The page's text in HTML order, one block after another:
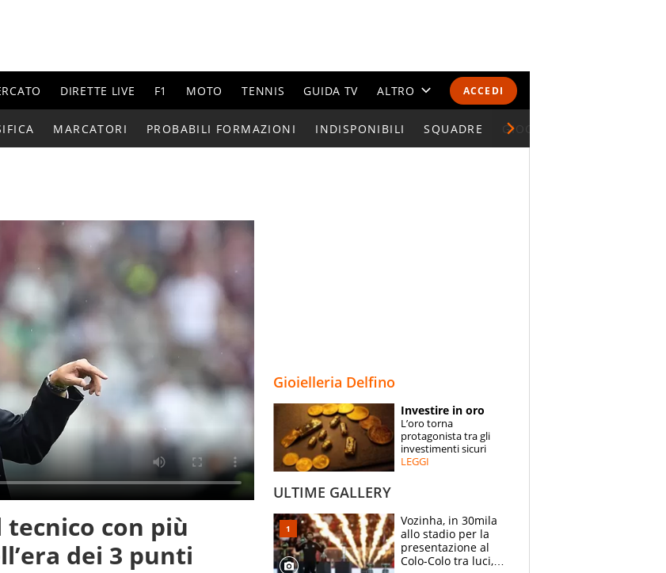
ACCEDI
DIRETTE LIVE F1 MOTO TENNIS GUIDA TV ALTRO
CALENDARI E CLASSIFICHE
ESPERTI
CONTATTI
MARCATORI PROBABILI FORMAZIONI INDISPONIBILI SQUADRE GIOCATORI SERIE A
con più
dei 3 punti
Gioielleria Delfino
Investire in oro
L’oro torna
protagonista tra gli
investimenti sicuri
LEGGI
ULTIME GALLERY
Vozinha, in 30mila
allo stadio per la
presentazione al
Colo-Colo tra luci,